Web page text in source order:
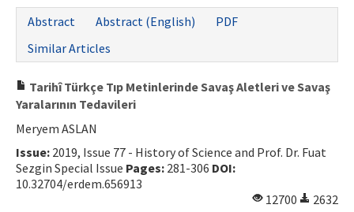
Abstract
Abstract (English)
PDF
Similar Articles
Tarihî Türkçe Tıp Metinlerinde Savaş Aletleri ve Savaş
Yaralarının Tedavileri
Meryem ASLAN
Issue: 2019, Issue 77 - History of Science and Prof. Dr. Fuat
Sezgin Special Issue Pages: 281-306 DOI:
10.32704/erdem.656913
12700
2632